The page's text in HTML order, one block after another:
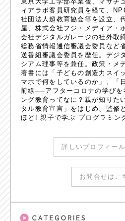
ィアラボ客員研究員を経て、
社団法人超教育協会等を設立、
屋、株式会社フジ・メディア・
会社デジタルガレージの社外取
総務省情報通信審議会委員など
送番組審議会委員を歴任。デジ
シアム理事等を兼任。政策・メ
著書には「子どもの創造力スイ
マホで何をしているのか」、「
前線──アフターコロナの学びを
ング教育ってなに？親が知りた
タル教育宣言」をはじめ、監修
ほど! 親子で学ぶ プログラミン
詳しいプロフィー
お問合せはこ